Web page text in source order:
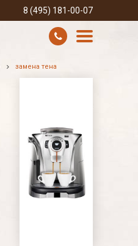
8 (495) 181-00-07
замена тена